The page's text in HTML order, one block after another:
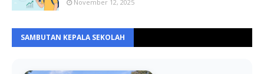
November 12, 2025
SAMBUTAN KEPALA SEKOLAH